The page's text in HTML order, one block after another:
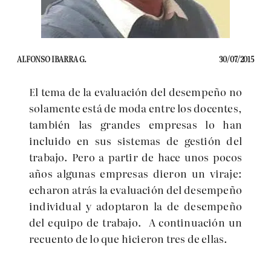
ALFONSO IBARRA G. 30/07/2015
El tema de la evaluación del desempeño no
solamente está de moda entre los docentes,
también las grandes empresas lo han
incluido en sus sistemas de gestión del
trabajo. Pero a partir de hace unos pocos
años algunas empresas dieron un viraje:
echaron atrás la evaluación del desempeño
individual y adoptaron la de desempeño
del equipo de trabajo. A continuación un
recuento de lo que hicieron tres de ellas.